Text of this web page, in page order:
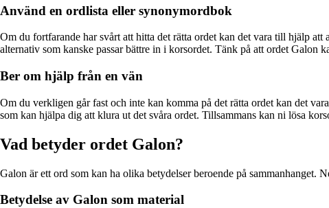
Använd en ordlista eller synonymordbok
Om du fortfarande har svårt att hitta det rätta ordet kan det vara till hjälp
alternativ som kanske passar bättre in i korsordet. Tänk på att ordet Galon
Ber om hjälp från en vän
Om du verkligen går fast och inte kan komma på det rätta ordet kan det
som kan hjälpa dig att klura ut det svåra ordet. Tillsammans kan ni lösa
Vad betyder ordet Galon?
Galon är ett ord som kan ha olika betydelser beroende på sammanhanget.
Betydelse av Galon som material